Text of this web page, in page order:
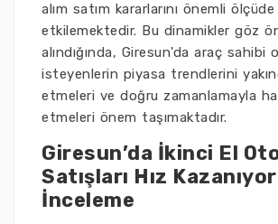
alım satım kararlarını önemli ölçüde
etkilemektedir. Bu dinamikler göz
alındığında, Giresun'da araç sahibi
isteyenlerin piyasa trendlerini
etmeleri ve doğru zamanlamayla
etmeleri önem taşımaktadır.
Giresun’da İkinci El
Satışları Hız
İnceleme